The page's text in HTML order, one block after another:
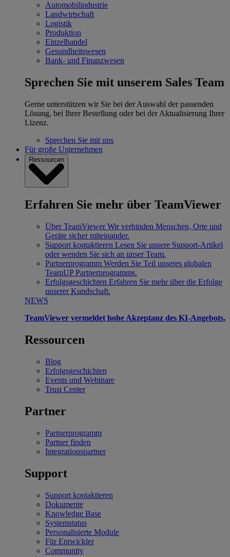
Automobilindustrie
Landwirtschaft
Logistik
Produktion
Einzelhandel
Gesundheitswesen
Bank- und Finanzwesen
Sprechen Sie mit unserem Sales Team
Gerne unterstützen wir Sie bei der Auswahl der passenden
Lösung, bei Ihrer Bestellung oder bei der Aktualisierung Ihrer
Lizenz.
Sprechen Sie mit uns
Für große Unternehmen
Ressourcen
Erfahren Sie mehr über TeamViewer
Über TeamViewer Wir verbinden Menschen, Orte und
Geräte sicher miteinander.
Support kontaktieren Lesen Sie unsere Support-Artikel
oder wenden Sie sich an unser Team.
Partnerprogramm Werden Sie Teil unseres globalen
TeamUP Partnerprogramms.
Erfolgsgeschichten Erfahren Sie mehr über die Erfolge
unserer Kundschaft.
NEWS
TeamViewer vermeldet hohe Akzeptanz des KI-Angebots.
Ressourcen
Blog
Erfolgsgeschichten
Events und Webinare
Trust Center
Partner
Partnerprogramm
Partner finden
Integrationspartner
Support
Support kontaktieren
Dokumente
Knowledge Base
Systemstatus
Personalisierte Module
Für Entwickler
Community